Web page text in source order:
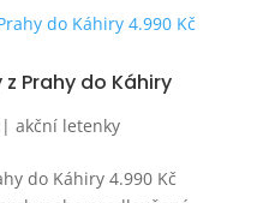
Prahy do Káhiry
akční letenky
do Káhiry 4.990 Kč